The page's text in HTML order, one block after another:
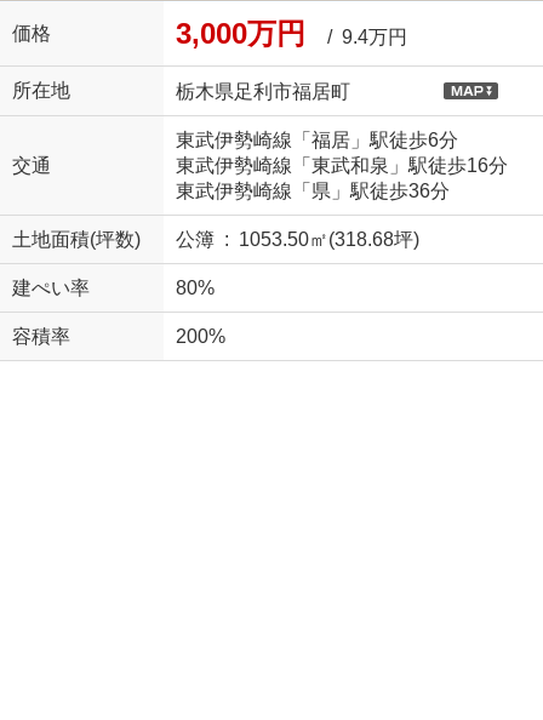
価格 3,000万円 / 9.4万円
所在地 栃木県足利市福居町
交通
東武伊勢崎線「福居」駅徒歩6分
東武伊勢崎線「東武和泉」駅徒歩16分
東武伊勢崎線「県」駅徒歩36分
土地面積(坪数) 公簿 : 1053.50㎡(318.68坪)
建ぺい率 80%
容積率 200%